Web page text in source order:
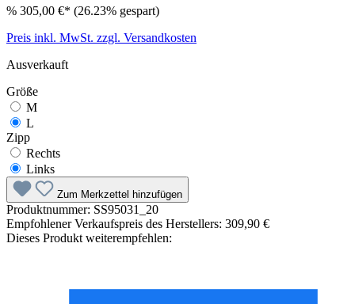
% 305,00 €* (26.23% gespart)
Preis inkl. MwSt. zzgl. Versandkosten
Ausverkauft
Größe
M
L
Zipp
Rechts
Links
Zum Merkzettel hinzufügen
Produktnummer: SS95031_20
Empfohlener Verkaufspreis des Herstellers: 309,90 €
Dieses Produkt weiterempfehlen: